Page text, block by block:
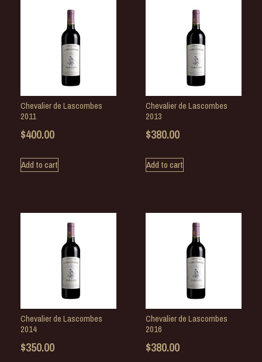
Chevalier de Lascombes
2011
$400.00
Add to cart
Chevalier de Lascombes
2013
$380.00
Add to cart
Chevalier de Lascombes
2014
$350.00
Chevalier de Lascombes
2016
$380.00